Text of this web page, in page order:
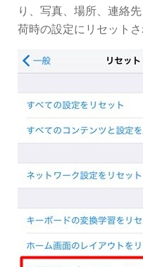
り、写真、場所、連絡
荷時の設定にリセットさ